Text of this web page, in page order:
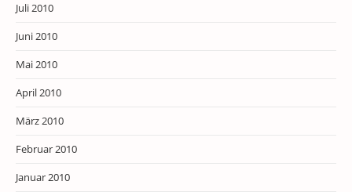
Juli 2010
Juni 2010
Mai 2010
April 2010
März 2010
Februar 2010
Januar 2010